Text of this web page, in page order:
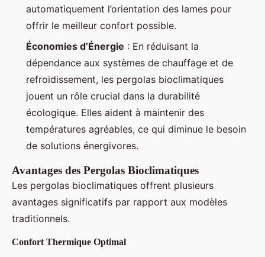
automatiquement l’orientation des lames pour
offrir le meilleur confort possible.
Économies d’Énergie : En réduisant la
dépendance aux systèmes de chauffage et de
refroidissement, les pergolas bioclimatiques
jouent un rôle crucial dans la durabilité
écologique. Elles aident à maintenir des
températures agréables, ce qui diminue le besoin
de solutions énergivores.
Avantages des Pergolas Bioclimatiques
Les pergolas bioclimatiques offrent plusieurs
avantages significatifs par rapport aux modèles
traditionnels.
Confort Thermique Optimal